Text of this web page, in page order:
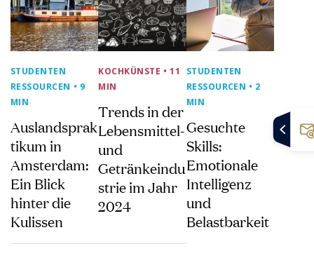
STUDENTEN
RESSOURCEN • 9
MIN
Auslandsprak
tikum in
Amsterdam:
Ein Blick
hinter die
Kulissen
KOCHKÜNSTE • 11
MIN
Trends in der
Lebensmittel-
und
Getränkeindu
strie im Jahr
2024
STUDENTEN
RESSOURCEN • 2
MIN
Gesuchte
Skills:
Emotionale
Intelligenz
und
Belastbarkeit